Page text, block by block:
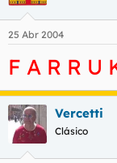
25 Abr 2004
F A R R U
Vercetti
Clásico